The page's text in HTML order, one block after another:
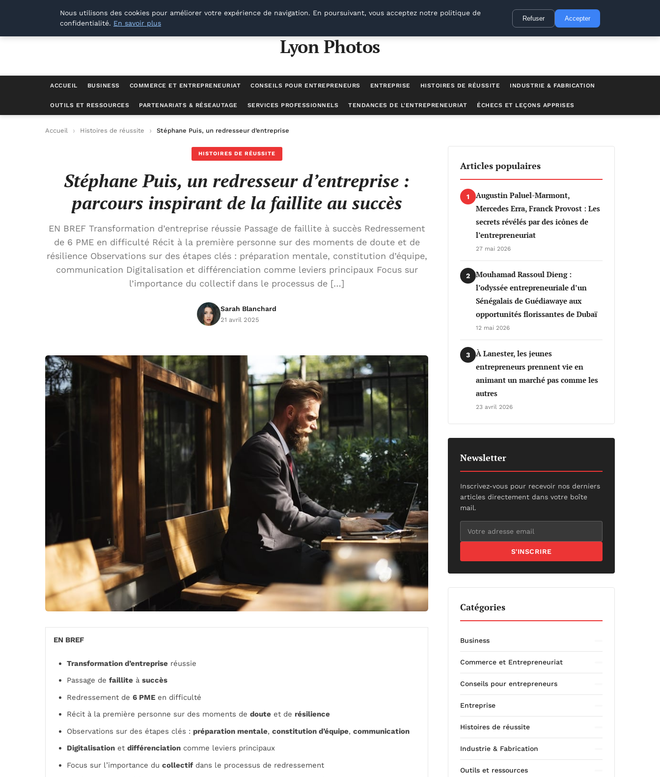
Lyon Photos
Lyon Photos
ACCUEIL BUSINESS COMMERCE ET ENTREPRENEURIAT CONSEILS POUR ENTREPRENEURS ENTREPRISE HISTOIRES DE RÉUSSITE INDUSTRIE & FABRICATION
OUTILS ET RESSOURCES PARTENARIATS & RÉSEAUTAGE SERVICES PROFESSIONNELS TENDANCES DE L'ENTREPRENEURIAT ÉCHECS ET LEÇONS APPRISES
Accueil Histoires de réussite Stéphane Puis, un redresseur d’entreprise : parcours inspirant de la faillite au succès
HISTOIRES DE RÉUSSITE
Stéphane Puis, un redresseur d’entreprise :
parcours inspirant de la faillite au succès
EN BREF Transformation d’entreprise réussie Passage de faillite à succès Redressement
de 6 PME en difficulté Récit à la première personne sur des moments de doute et de
résilience Observations sur des étapes clés : préparation mentale, constitution d’équipe,
communication Digitalisation et différenciation comme leviers principaux Focus sur
l’importance du collectif dans le processus de […]
Sarah Blanchard
21 avril 2025
EN BREF
Transformation d’entreprise réussie
Passage de faillite à succès
Redressement de 6 PME en difficulté
Récit à la première personne sur des moments de doute et de résilience
Observations sur des étapes clés : préparation mentale, constitution d’équipe, communication
Digitalisation et différenciation comme leviers principaux
Focus sur l’importance du collectif dans le processus de redressement
Articles populaires
1
Augustin Paluel-Marmont,
Mercedes Erra, Franck Provost : Les
secrets révélés par des icônes de
l’entrepreneuriat
27 mai 2026
2
Mouhamad Rassoul Dieng :
l’odyssée entrepreneuriale d’un
Sénégalais de Guédiawaye aux
opportunités florissantes de Dubaï
12 mai 2026
3
À Lanester, les jeunes
entrepreneurs prennent vie en
animant un marché pas comme les
autres
23 avril 2026
Newsletter
Inscrivez-vous pour recevoir nos derniers
articles directement dans votre boîte
mail.
S'INSCRIRE
Catégories
Business
Commerce et Entrepreneuriat
Conseils pour entrepreneurs
Entreprise
Histoires de réussite
Industrie & Fabrication
Outils et ressources
Nous utilisons des cookies pour améliorer votre expérience de navigation. En poursuivant, vous acceptez notre politique de
confidentialité. En savoir plus
Refuser Accepter